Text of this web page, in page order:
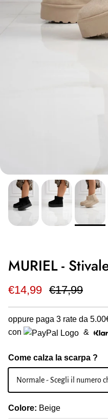
MURIEL -
€14,99 €17,99
oppure paga 3 rate da
con
&
Come calza la scarpa ?
Normale - Scegli il numero
Colore: Beige